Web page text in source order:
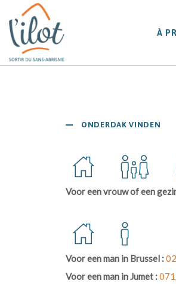
À
ONDERDAK VINDEN
Voor een vrouw of een
Voor een man in Brussel :
Voor een man in Jumet :